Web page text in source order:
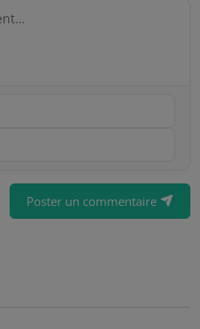
Poster un commentaire